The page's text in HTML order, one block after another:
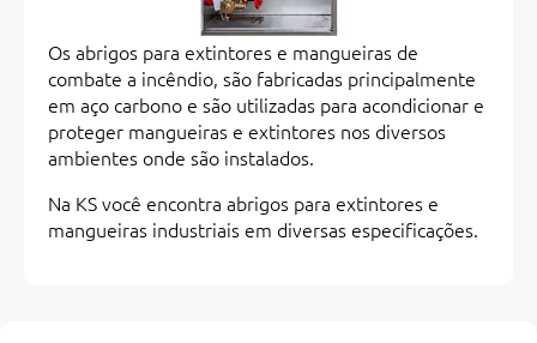
Os abrigos para extintores e mangueiras de
combate a incêndio, são fabricadas principalmente
em aço carbono e são utilizadas para acondicionar e
proteger mangueiras e extintores nos diversos
ambientes onde são instalados.
Na KS você encontra abrigos para extintores e
mangueiras industriais em diversas especificações.